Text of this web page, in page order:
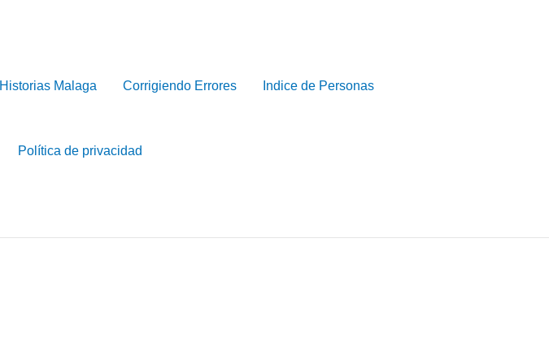
Historias Malaga Corrigiendo Errores Indice de Personas
Política de privacidad